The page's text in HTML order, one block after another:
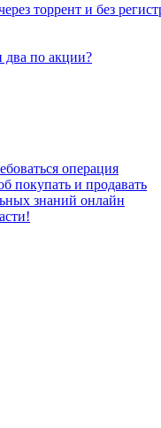
торрент и без
по акции?
операция
покупать и продавать
знаний онлайн